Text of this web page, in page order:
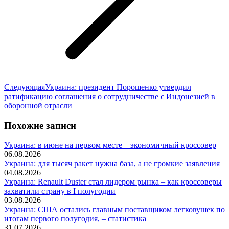
СледующаяСледующая
запись:
Украина: президент Порошенко утвердил
ратификацию соглашения о сотрудничестве с Индонезией в
оборонной отрасли
Похожие записи
Украина: в июне на первом месте – экономичный кроссовер
06.08.2026
Украина: для тысяч ракет нужна база, а не громкие заявления
04.08.2026
Украина: Renault Duster стал лидером рынка – как кроссоверы
захватили страну в I полугодии
03.08.2026
Украина: США остались главным поставщиком легковушек по
итогам первого полугодия, – статистика